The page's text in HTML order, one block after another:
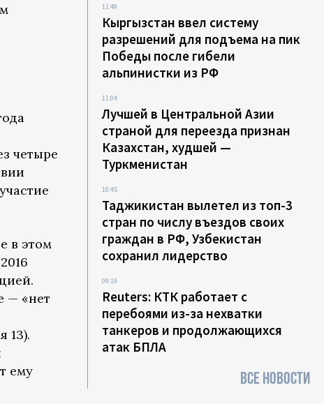
четыре
в этом
— «нет
13).
ему
11:49
Кыргызстан ввел систему
разрешений для подъема на пик
Победы после гибели
альпинистки из РФ
11:04
Лучшей в Центральной Азии
страной для переезда признан
Казахстан, худшей —
Туркменистан
10:45
Таджикистан вылетел из топ-3
стран по числу въездов своих
граждан в РФ, Узбекистан
сохранил лидерство
09:19
Reuters: КТК работает с
перебоями из-за нехватки
танкеров и продолжающихся
атак БПЛА
ВСЕ НОВОСТИ